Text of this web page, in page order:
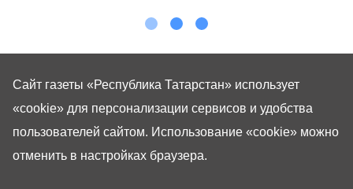
Сайт газеты «Республика Татарстан» использует
«cookie» для персонализации сервисов и удобства
пользователей сайтом. Использование «cookie» можно
отменить в настройках браузера.